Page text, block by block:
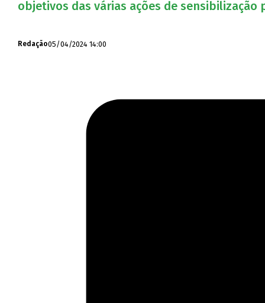
objetivos das várias ações de sensibilização
Redação05/04/2024 14:00